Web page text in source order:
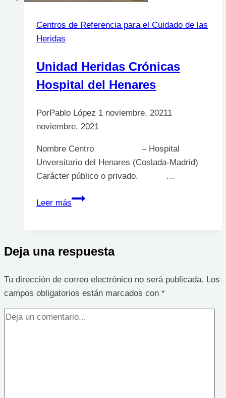
Centros de Referencia para el Cuidado de las
Heridas
Unidad Heridas Crónicas
Hospital del Henares
PorPablo López 1 noviembre, 20211
noviembre, 2021
Nombre Centro – Hospital
Unversitario del Henares (Coslada-Madrid)
Carácter público o privado. …
Leer más
Unidad
del
Deja una respuesta
Tu dirección de correo electrónico no será publicada. Los
campos obligatorios están marcados con *